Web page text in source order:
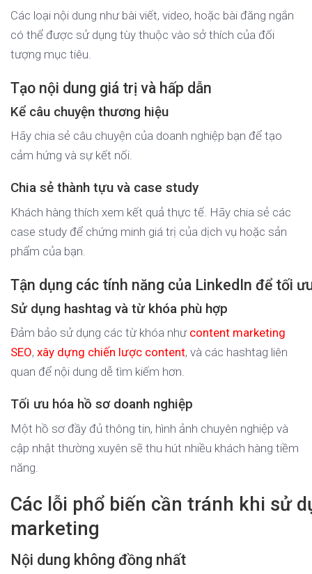
Các loại nội dung như bài viết, video, hoặc bài đăng ngắn
có thể được sử dụng tùy thuộc vào sở thích của đối
tượng mục tiêu.
Tạo nội dung giá trị và hấp dẫn
Kể câu chuyện thương hiệu
Hãy chia sẻ câu chuyện của doanh nghiệp bạn để tạo
cảm hứng và sự kết nối.
Chia sẻ thành tựu và case study
Khách hàng thích xem kết quả thực tế. Hãy chia sẻ các
case study để chứng minh giá trị của dịch vụ hoặc sản
phẩm của bạn.
Tận dụng các tính năng của LinkedIn để tối
Sử dụng hashtag và từ khóa phù hợp
Đảm bảo sử dụng các từ khóa như content marketing
SEO, xây dựng chiến lược content, và các hashtag liên
quan để nội dung dễ tìm kiếm hơn.
Tối ưu hóa hồ sơ doanh nghiệp
Một hồ sơ đầy đủ thông tin, hình ảnh chuyên nghiệp và
cập nhật thường xuyên sẽ thu hút nhiều khách hàng tiềm
năng.
Các lỗi phổ biến cần tránh khi sử
marketing
Nội dung không đồng nhất